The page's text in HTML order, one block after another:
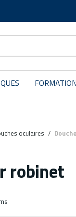
FORMATION
oculaires /
robinet